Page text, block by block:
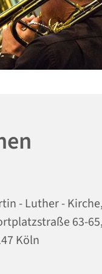
- Luther -
63-
Köln